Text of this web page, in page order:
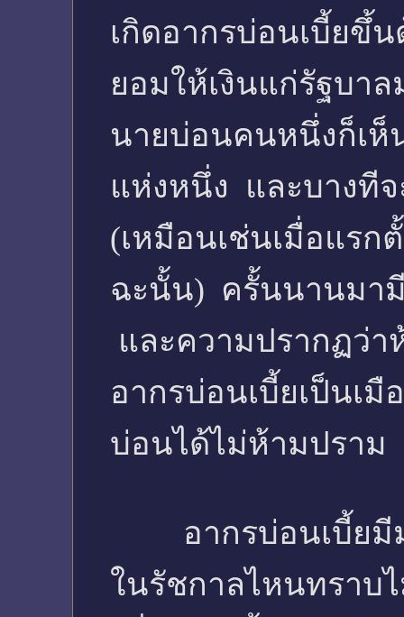
เกิดอากรบ่อนเบี้ยขึ้
ยอมให้เงินแก่รัฐบา
นายบ่อนคนหนึ่งก็เห็
แห่งหนึ่ง และบางที
(เหมือนเช่นเมื่อแร
ฉะนั้น) ครั้นนานมา
และความปรากฏว่า
อากรบ่อนเบี้ยเป็นเมื
บ่อนได้ไม่ห้ามปราม
อากรบ่อนเบี้ยมีม
ในรัชกาลไหนทราบ